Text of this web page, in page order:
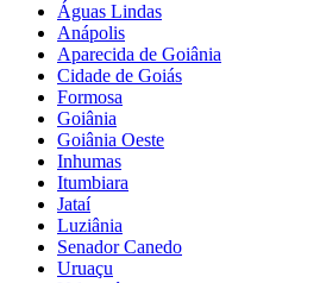
Águas Lindas
Anápolis
Aparecida de Goiânia
Cidade de Goiás
Formosa
Goiânia
Goiânia Oeste
Inhumas
Itumbiara
Jataí
Luziânia
Senador Canedo
Uruaçu